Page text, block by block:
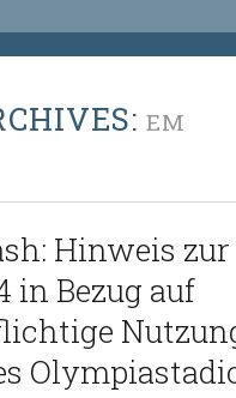
EM
Hinweis
in Bezug auf